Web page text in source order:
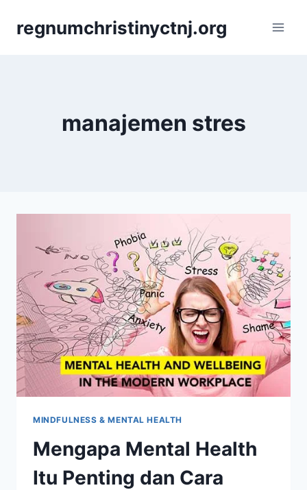
regnumchristinyctnj.org
manajemen stres
MINDFULNESS & MENTAL HEALTH
Mengapa Mental Health
Itu Penting dan Cara